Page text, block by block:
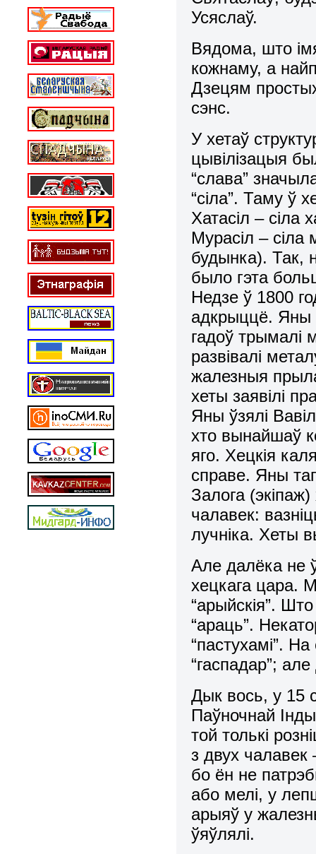
Усяслаў.
Вядома, што
кожнаму, а
Дзецям
сэнс.
У хетаў
цывілізацыя
“слава”
“сіла”. Таму ў
Хатасіл – сіла
Мурасіл –
будынка). Так,
было гэта
Недзе ў 1800
адкрыццё. Яны
гадоў трымалі
развівалі
жалезныя
хеты заявілі
Яны ўзялі
хто вынайшаў
яго. Хецкія
справе. Яны
Залога
чалавек:
лучніка. Хеты
Але далёка не
хецкага цара.
“арыйскія”.
“араць”.
“пастухамі”.
“гаспадар”;
Дык вось, у 15
Паўночнай
той толькі
з двух чалавек
бо ён не
або мелі, у
арыяў у
ўяўлялі.